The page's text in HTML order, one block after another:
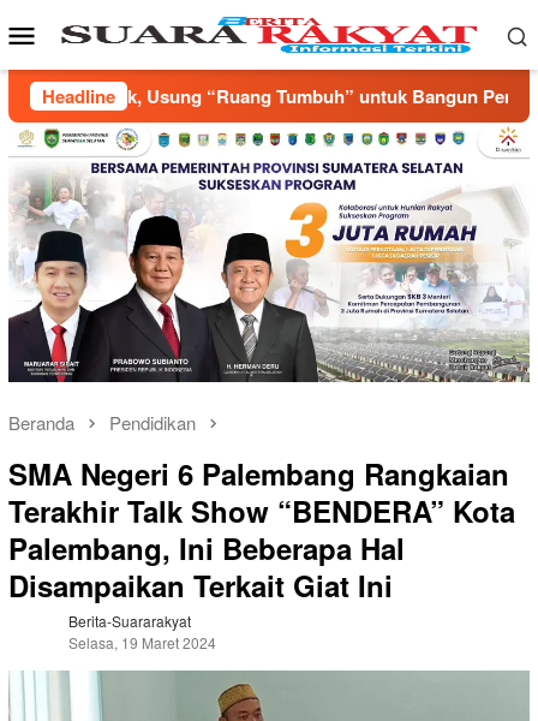
ke
Menu
Mobile
Headline
Bangun Pemuda yang Produktif Annisa, Rifky,
Beranda Pendidikan
SMA Negeri 6 Palembang Rangkaian
Terakhir Talk Show “BENDERA” Kota
Palembang, Ini Beberapa Hal
Disampaikan Terkait Giat Ini
Berita-Suararakyat
Selasa, 19 Maret 2024